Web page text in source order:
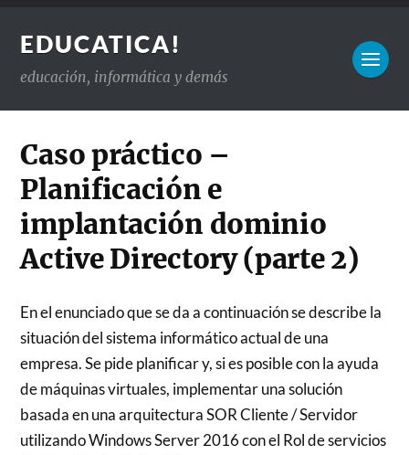
EDUCATICA!
educación, informática y demás
Caso práctico –
Planificación e
implantación dominio
Active Directory (parte 2)
En el enunciado que se da a continuación se describe la
situación del sistema informático actual de una
empresa. Se pide planificar y, si es posible con la ayuda
de máquinas virtuales, implementar una solución
basada en una arquitectura SOR Cliente / Servidor
utilizando Windows Server 2016 con el Rol de servicios